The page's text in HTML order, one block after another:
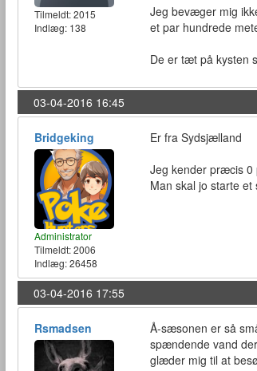
Tilmeldt:2015
Indlæg: 138
Jeg bevæger mig
et par hundrede
De er tæt på kysten
03-04-2016 16:45
Bridgeking
Administrator
Tilmeldt:2006
Indlæg: 26458
Er fra Sydsjælland
Jeg kender præcis 0
Man skal jo starte et
03-04-2016 17:55
Rsmadsen
Å-sæsonen er så
spændende vand
glæder mig til at